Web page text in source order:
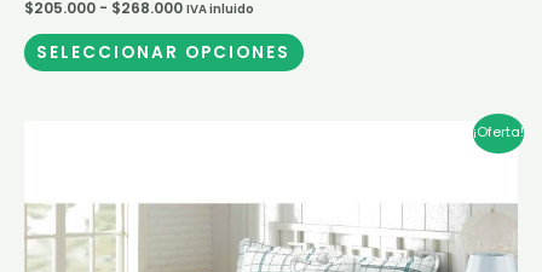
$205.000 - $268.000 IVA inluido
SELECCIONAR OPCIONES
¡Oferta!
$100.000
$245.000
múltiples
variantes.